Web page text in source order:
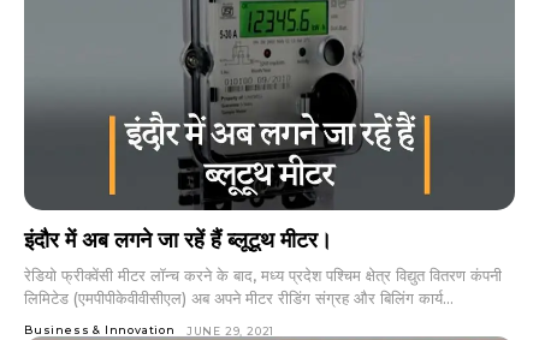
इंदौर में अब लगने जा रहें हैं ब्लूटूथ मीटर।
रेडियो फ्रीक्वेंसी मीटर लॉन्च करने के बाद, मध्य प्रदेश पश्चिम क्षेत्र विद्युत वितरण कंपनी
लिमिटेड (एमपीपीकेवीवीसीएल) अब अपने मीटर रीडिंग संग्रह और बिलिंग कार्य...
Business & Innovation JUNE 29, 2021